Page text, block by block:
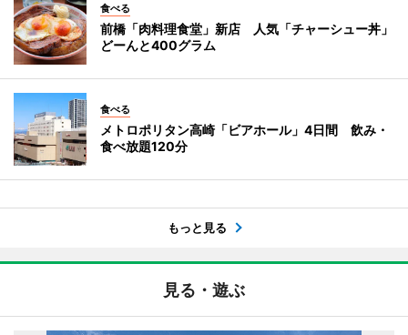
食べる
前橋「肉料理食堂」新店 人気「チャーシュー丼」
どーんと400グラム
食べる
メトロポリタン高崎「ビアホール」4日間 飲み・
食べ放題120分
もっと見る
見る・遊ぶ